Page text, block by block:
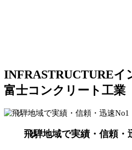
INFRASTRUCTUREイ
富士コンクリート工業
飛騨地域で実績・信頼・